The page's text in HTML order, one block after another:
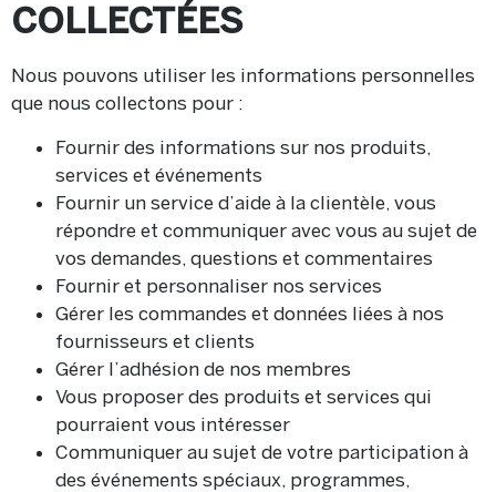
COLLECTÉES
Nous pouvons utiliser les informations personnelles
que nous collectons pour :
Fournir des informations sur nos produits,
services et événements
Fournir un service d’aide à la clientèle, vous
répondre et communiquer avec vous au sujet de
vos demandes, questions et commentaires
Fournir et personnaliser nos services
Gérer les commandes et données liées à nos
fournisseurs et clients
Gérer l’adhésion de nos membres
Vous proposer des produits et services qui
pourraient vous intéresser
Communiquer au sujet de votre participation à
des événements spéciaux, programmes,